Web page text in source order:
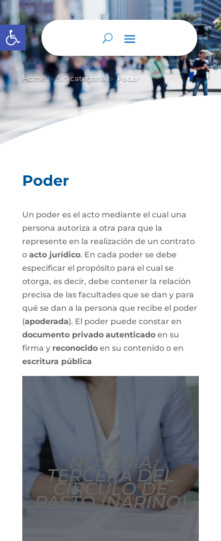
Abrir barra de herramientas
Home 9 Sin categoría 9 Poder
Poder
Un poder es el acto mediante el cual una
persona autoriza a otra para que la
represente en la realización de un contrato
o acto jurídico. En cada poder se debe
especificar el propósito para el cual se
otorga, es decir, debe contener la relación
precisa de las facultades que se dan y para
qué se dan a la persona que recibe el poder
(apoderada). El poder puede constar en
documento privado autenticadoen su
firma y reconocidoen su contenido o en
escritura pública
NOTARÍA
TERCERA DEL
CÍRCULO DE
PASTO (NARIÑO)